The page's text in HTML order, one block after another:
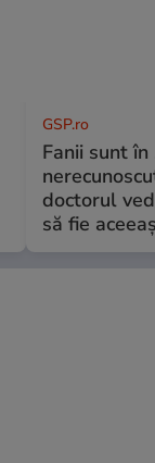
GSP.ro
Fanii sunt în
doctorul
să fie